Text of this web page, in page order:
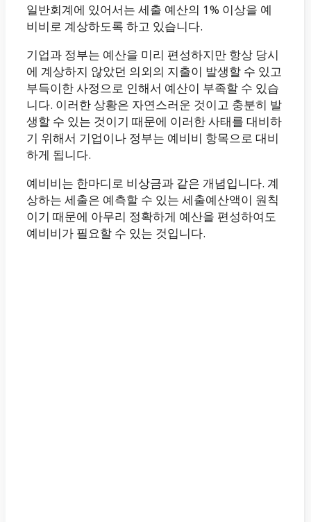
일반회계에 있어서는 세출 예산의 1% 이상을 예
비비로 계상하도록 하고 있습니다.
기업과 정부는 예산을 미리 편성하지만 항상 당시
에 계상하지 않았던 의외의 지출이 발생할 수 있고
부득이한 사정으로 인해서 예산이 부족할 수 있습
니다. 이러한 상황은 자연스러운 것이고 충분히 발
생할 수 있는 것이기 때문에 이러한 사태를 대비하
기 위해서 기업이나 정부는 예비비 항목으로 대비
하게 됩니다.
예비비는 한마디로 비상금과 같은 개념입니다. 계
상하는 세출은 예측할 수 있는 세출예산액이 원칙
이기 때문에 아무리 정확하게 예산을 편성하여도
예비비가 필요할 수 있는 것입니다.